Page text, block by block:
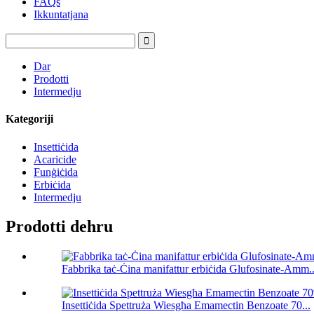
Ikkuntatjana
Dar
Prodotti
Intermedju
Kategoriji
Insettiċida
Acaricide
Funġiċida
Erbiċida
Intermedju
Prodotti dehru
Fabbrika taċ-Ċina manifattur erbiċida Glufosinate-
Insettiċida Spettruża Wiesgħa Emamectin Benzoate 70...